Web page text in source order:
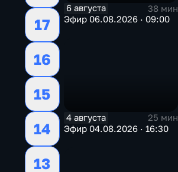
17
16
15
14
13
6 августа
38 мин
Эфир 06.08.2026 · 09:00
4 августа
25 мин
Эфир 04.08.2026 · 16:30